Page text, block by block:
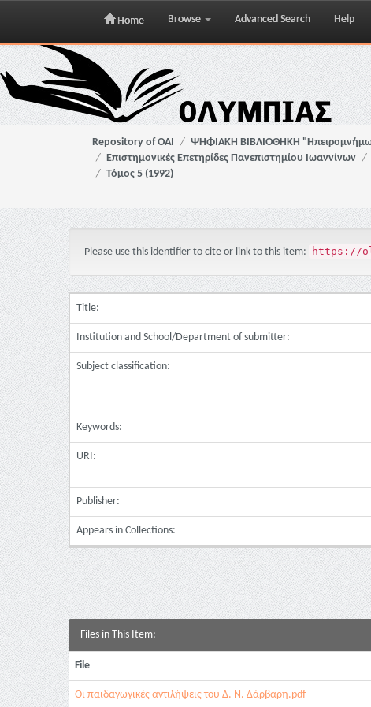
Skip
navigation
Home Browse Advanced Search Help
Repository of OAI ΨΗΦΙΑΚΗ ΒΙΒΛΙΟΘΗΚΗ
Επιστημονικές Επετηρίδες Πανεπιστημίου Ιωαννίνων
Τόμος 5 (1992)
Please use this identifier to cite or link to this item: https://
Title:
Institution and School/Department of submitter:
Subject classification:
Keywords:
URI:
Publisher:
Appears in Collections:
Files in This Item:
File
Οι παιδαγωγικές αντιλήψεις του Δ. Ν. Δάρβαρη.pdf